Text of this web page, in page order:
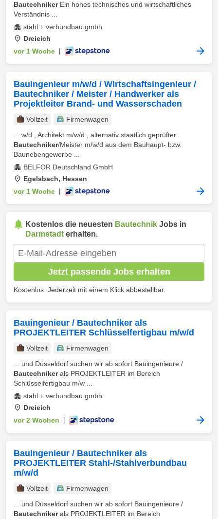
BautechnikerEin hohes technisches und wirtschaftliches
Verständnis ...
stahl + verbundbau gmbh
Dreieich
vor 1 Woche
Bauingenieur m/w/d / Wirtschaftsingenieur /
Bautechniker / Meister / Handwerker als
Projektleiter Brand- und Wasserschaden
Vollzeit
Firmenwagen
... w/d , Architekt m/w/d , alternativ staatlich geprüfter
Bautechniker/Meister m/w/d aus dem Bauhaupt- bzw.
Baunebengewerbe ...
BELFOR Deutschland GmbH
Egelsbach, Hessen
vor 1 Woche
Kostenlos die neuesten Bautechnik Jobs in
Darmstadt erhalten.
Jetzt passende Jobs erhalten
Kostenlos. Jederzeit mit einem Klick abbestellbar.
Bauingenieur / Bautechniker als
PROJEKTLEITER Schlüsselfertigbau m/w/d
Vollzeit
Firmenwagen
... und Düsseldorf suchen wir ab sofort Bauingenieure /
Bautechnikerals PROJEKTLEITER im Bereich
Schlüsselfertigbau m/w ...
stahl + verbundbau gmbh
Dreieich
vor 2 Wochen
Bauingenieur / Bautechniker als
PROJEKTLEITER Stahl-/Stahlverbundbau
m/w/d
Vollzeit
Firmenwagen
... und Düsseldorf suchen wir ab sofort Bauingenieure /
Bautechnikerals PROJEKTLEITER im Bereich